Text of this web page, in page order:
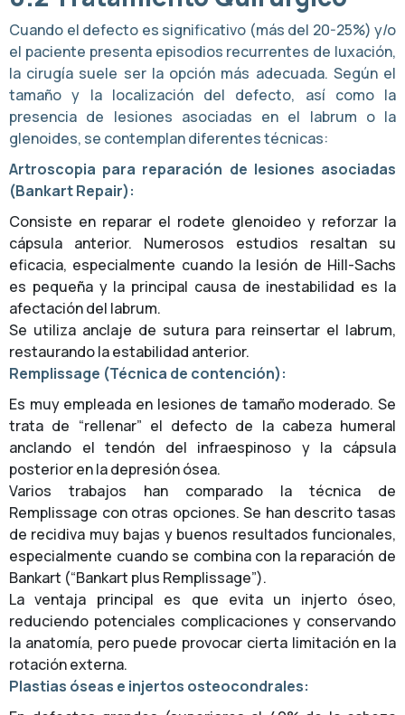
Cuando el defecto es significativo (más del 20-25%) y/o
el paciente presenta episodios recurrentes de luxación,
la cirugía suele ser la opción más adecuada. Según el
tamaño y la localización del defecto, así como la
presencia de lesiones asociadas en el labrum o la
glenoides, se contemplan diferentes técnicas:
Artroscopia para reparación de lesiones asociadas
(Bankart Repair):
Consiste en reparar el rodete glenoideo y reforzar la
cápsula anterior. Numerosos estudios resaltan su
eficacia, especialmente cuando la lesión de Hill-Sachs
es pequeña y la principal causa de inestabilidad es la
afectación del labrum.
Se utiliza anclaje de sutura para reinsertar el labrum,
restaurando la estabilidad anterior.
Remplissage (Técnica de contención):
Es muy empleada en lesiones de tamaño moderado. Se
trata de “rellenar” el defecto de la cabeza humeral
anclando el tendón del infraespinoso y la cápsula
posterior en la depresión ósea.
Varios trabajos han comparado la técnica de
Remplissage con otras opciones. Se han descrito tasas
de recidiva muy bajas y buenos resultados funcionales,
especialmente cuando se combina con la reparación de
Bankart (“Bankart plus Remplissage”).
La ventaja principal es que evita un injerto óseo,
reduciendo potenciales complicaciones y conservando
la anatomía, pero puede provocar cierta limitación en la
rotación externa.
Plastias óseas e injertos osteocondrales: